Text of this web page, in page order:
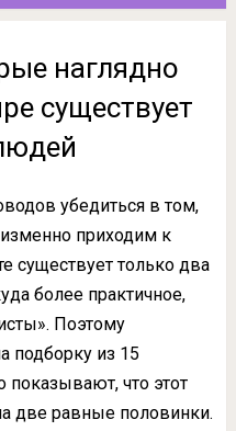
наглядно
существует
убедиться в том,
приходим к
существует только два
более практичное,
Поэтому
подборку из 15
показывают, что этот
две равные половинки.